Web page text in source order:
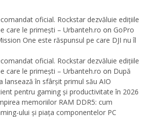
oficial. Rockstar dezvăluie edițiile
care le primești – Urbanteh.ro on GoPro
One este răspunsul pe care DJI nu îl
oficial. Rockstar dezvăluie edițiile
care le primești – Urbanteh.ro on După
lansează în sfârșit primul său AIO
pentru gaming și productivitate în 2026
memoriilor RAM DDR5: cum
ului și piața componentelor PC